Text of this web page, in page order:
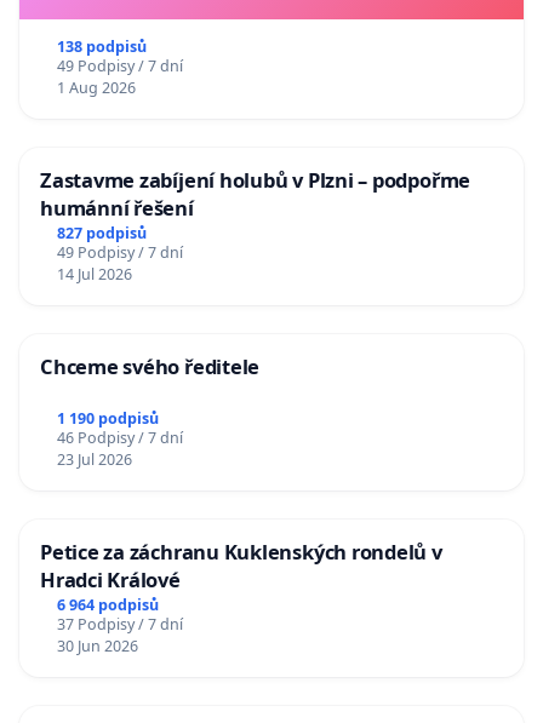
138 podpisů
49 Podpisy / 7 dní
1 Aug 2026
Zastavme zabíjení holubů v Plzni – podpořme
humánní řešení
827 podpisů
49 Podpisy / 7 dní
14 Jul 2026
Chceme svého ředitele
1 190 podpisů
46 Podpisy / 7 dní
23 Jul 2026
Petice za záchranu Kuklenských rondelů v
Hradci Králové
6 964 podpisů
37 Podpisy / 7 dní
30 Jun 2026